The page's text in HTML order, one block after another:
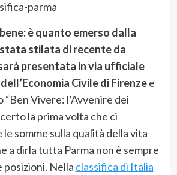
è quanto emerso dalla
stilata di recente da
presentata in via ufficiale
Civile di Firenzee
Vivere: l’Avvenire dei
la prima volta che ci
somme sulla qualità della vita
a dirla tutta Parma non è sempre
posizioni. Nella classifica di Italia